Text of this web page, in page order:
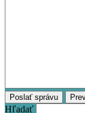
Hľadať